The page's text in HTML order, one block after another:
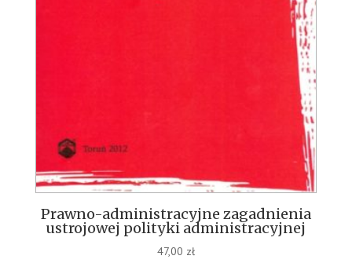
Prawno-administracyjne zagadnienia
ustrojowej polityki administracyjnej
47,00 zł